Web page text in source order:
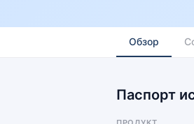
Обзор
Паспорт